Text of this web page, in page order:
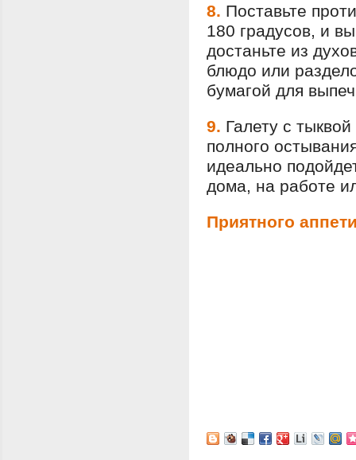
8. Поставьте
180 градусов, и
достаньте из
блюдо или
бумагой для
9. Галету с
полного
идеально
дома, на работе
Приятного